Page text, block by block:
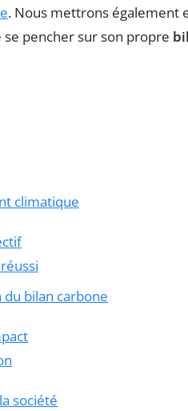
. Nous mettrons également
pencher sur son propre
climatique
du bilan carbone
société